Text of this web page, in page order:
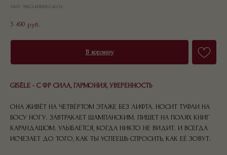
SKU: 7MC24D100LC4GSL
3 490 руб.
В корзину
GISÈLE - С ФР СИЛА, ГАРМОНИЯ, УВЕРЕННОСТЬ
ОНА ЖИВЁТ НА ЧЕТВЁРТОМ ЭТАЖЕ БЕЗ ЛИФТА. НОСИТ ТУФЛИ НА
БОСУ НОГУ. ЗАВТРАКАЕТ ШАМПАНСКИМ. ПИШЕТ НА ПОЛЯХ КНИГ
КАРАНДАШОМ. УЛЫБАЕТСЯ, КОГДА НИКТО НЕ ВИДИТ. И ВСЕГДА
ИСЧЕЗАЕТ ДО ТОГО, КАК ТЫ УСПЕЕШЬ СПРОСИТЬ, КАК ЕЁ ЗОВУТ.